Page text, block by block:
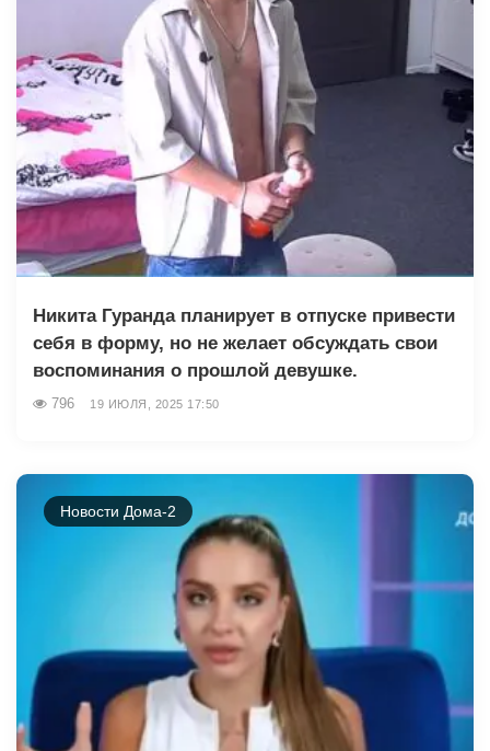
Никита Гуранда планирует в отпуске привести
себя в форму, но не желает обсуждать свои
воспоминания о прошлой девушке.
796 19 ИЮЛЯ, 2025 17:50
Новости Дома-2